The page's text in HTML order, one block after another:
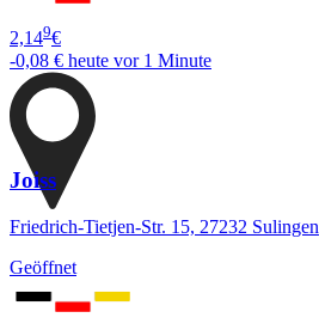
2,149€
-0,08 € heute vor 1 Minute
Joiss
Friedrich-Tietjen-Str. 15, 27232 Sulingen
Geöffnet